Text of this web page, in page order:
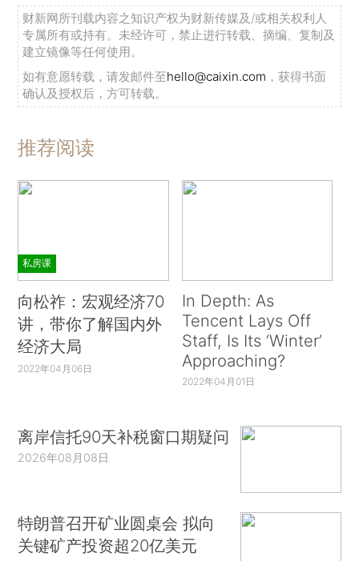
财新网所刊载内容之知识产权为财新传媒及/或相关权利人
专属所有或持有。未经许可，禁止进行转载、摘编、复制及
建立镜像等任何使用。
如有意愿转载，请发邮件至hello@caixin.com ，获得书面
确认及授权后，方可转载。
推荐阅读
私房课
向松祚：宏观经济70
讲，带你了解国内外
经济大局
2022年04月06日
In Depth: As
Tencent Lays Off
Staff, Is Its ‘Winter’
Approaching?
2022年04月01日
离岸信托90天补税窗口期疑问
2026年08月08日
特朗普召开矿业圆桌会 拟向
关键矿产投资超20亿美元